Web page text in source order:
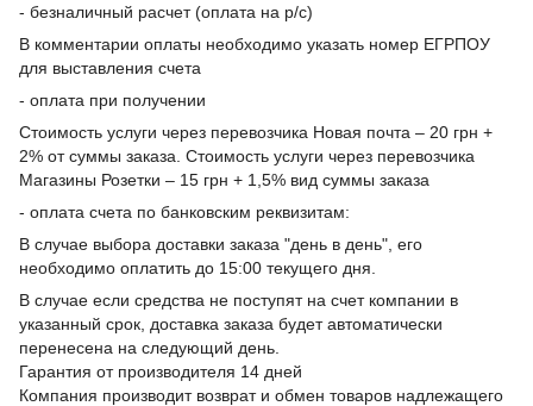
- безналичный расчет (оплата на р/с)
В комментарии оплаты необходимо указать номер ЕГРПОУ
для выставления счета
- оплата при получении
Стоимость услуги через перевозчика Новая почта – 20 грн +
2% от суммы заказа. Стоимость услуги через перевозчика
Магазины Розетки – 15 грн + 1,5% вид суммы заказа
- оплата счета по банковским реквизитам:
В случае выбора доставки заказа "день в день", его
необходимо оплатить до 15:00 текущего дня.
В случае если средства не поступят на счет компании в
указанный срок, доставка заказа будет автоматически
перенесена на следующий день.
Гарантия от производителя 14 дней
Компания производит возврат и обмен товаров надлежащего